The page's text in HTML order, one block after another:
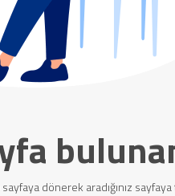
sayfaya dönerek aradığınız